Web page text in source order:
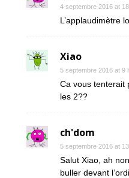
4 septembre 2016 at
L’applaudimètre
Xiao
5 septembre 2016 at 9
Ca vous tenterait
les 2??
ch'dom
5 septembre 2016 at
Salut Xiao, ah
buller devant